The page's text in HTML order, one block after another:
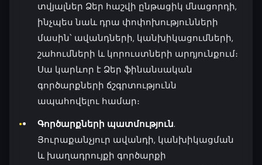
տվյալներ Ձեր հաշվի ընթացիկ մնացորդի,
ինչպես նաև դրա փոփոխությունների
մասին՝ ավանդների, կանխիկացումների,
շահումների և կորուստների արդյունքում։
Սա կարևոր է Ձեր ֆինանսական
գործարքների ճշգրտությունն
ապահովելու համար։
Գործարքների պատմություն.
Յուրաքանչյուր ավանդի, կանխիկացման
և խաղադրույքի գործարքի